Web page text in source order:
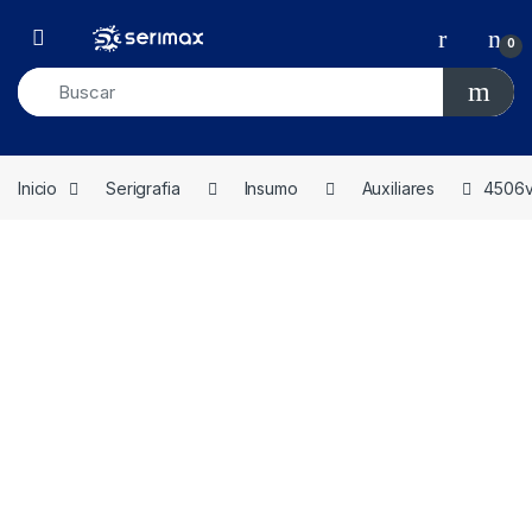
Open 0
Inicio Serigrafia Insumo Auxiliares